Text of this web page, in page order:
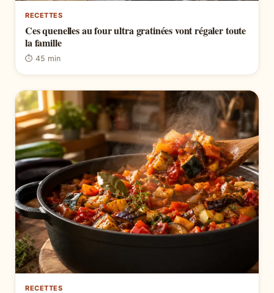
RECETTES
Ces quenelles au four ultra gratinées vont régaler toute
la famille
⏱ 45 min
RECETTES